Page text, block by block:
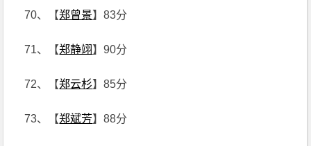
70、【郑曾景】83分
71、【郑静翊】90分
72、【郑云杉】85分
73、【郑斌芳】88分